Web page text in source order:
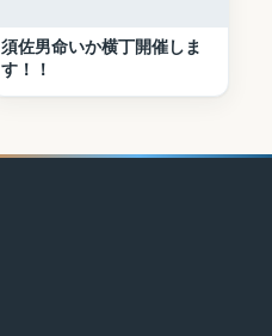
須佐男命いか横丁開催しま
す！！